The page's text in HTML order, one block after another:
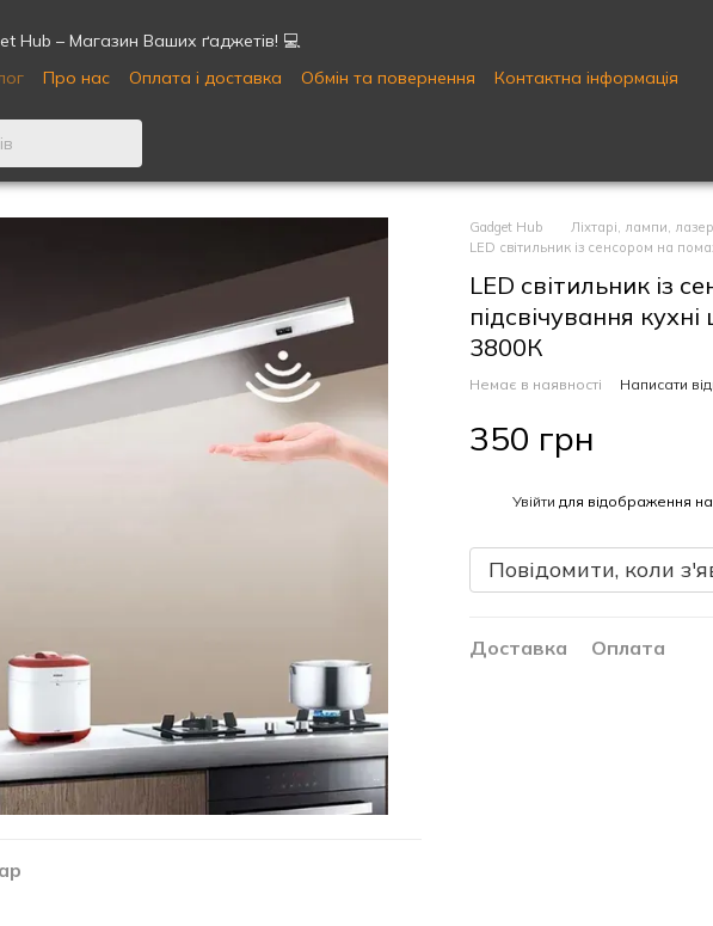
Hub – Магазин Ваших ґаджетів! 💻
Про нас Оплата і доставка Обмін та повернення
Контактна інформація
Gadget Hub
Ліхтарі, лампи,
LED світильник із сенсором на
LED світильник із
підсвічування
3800К
Немає в наявності Написати
350 грн
Увійти для відображення
Повідомити, коли
Доставка Оплата